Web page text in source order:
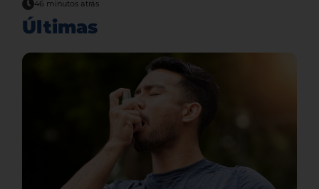
46 minutos atrás
Últimas